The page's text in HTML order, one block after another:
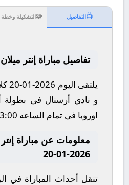
📺التفاصيل 🧩التشكيلة
تفاصيل مباراة إنتر
و نادي أرسنال فى بطولة
اوروبا فى تمام الساعه 23:00 بتوقيت مصر.
معلومات عن مباراة
2026-01-20
تنقل أحداث المباراة في